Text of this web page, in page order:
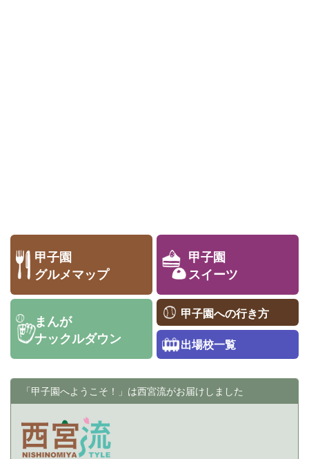
甲子園
グルメマップ
甲子園
スイーツ
まんが
ナックルダウン
甲子園への行き方
出場校一覧
「甲子園へようこそ！」は西宮流がお届けしました